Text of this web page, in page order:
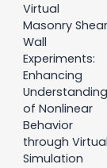
Virtual
Masonry Shear
Wall
Experiments:
Enhancing
Understanding
of Nonlinear
Behavior
through Virtual
Simulation